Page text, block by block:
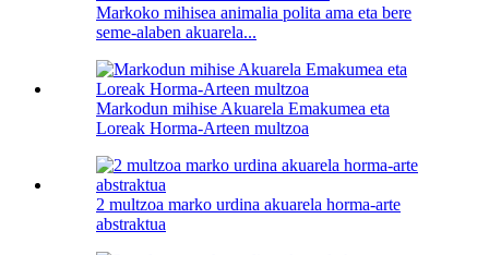
Markoko mihisea animalia polita ama eta bere
seme-alaben akuarela...
Markodun mihise Akuarela Emakumea eta
Loreak Horma-Arteen multzoa
2 multzoa marko urdina akuarela horma-arte
abstraktua